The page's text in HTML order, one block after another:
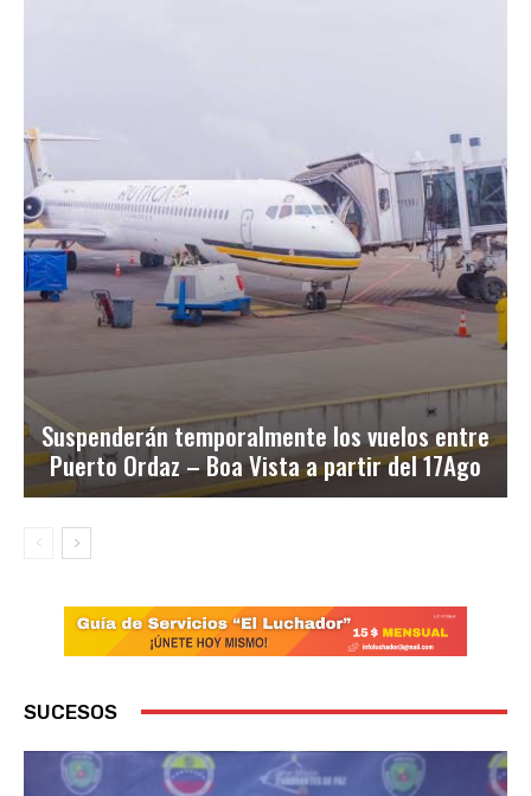
Suspenderán temporalmente los vuelos entre
Puerto Ordaz – Boa Vista a partir del 17Ago
SUCESOS